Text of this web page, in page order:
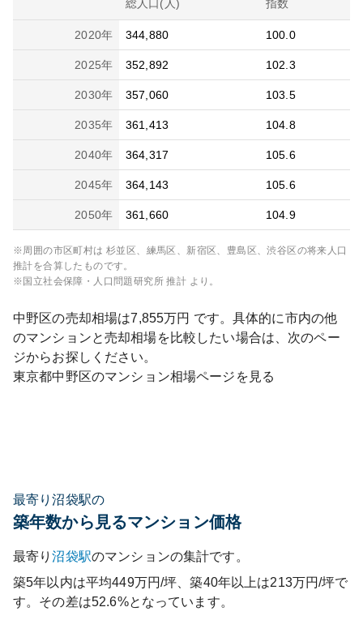
総人口(人) 指数
2020年 344,880 100.0
2025年 352,892 102.3
2030年 357,060 103.5
2035年 361,413 104.8
2040年 364,317 105.6
2045年 364,143 105.6
2050年 361,660 104.9
※周囲の市区町村は 杉並区、練馬区、新宿区、豊島区、渋谷区の将来人口
推計を合算したものです。
※国立社会保障・人口問題研究所 推計 より。
中野区の売却相場は7,855万円 です。具体的に市内の他
のマンションと売却相場を比較したい場合は、次のペー
ジからお探しください。
東京都中野区のマンション相場ページを見る
最寄り沼袋駅の
築年数から見るマンション価格
最寄り沼袋駅のマンションの集計です。
築5年以内は平均449万円/坪、築40年以上は213万円/坪で
す。その差は52.6%となっています。